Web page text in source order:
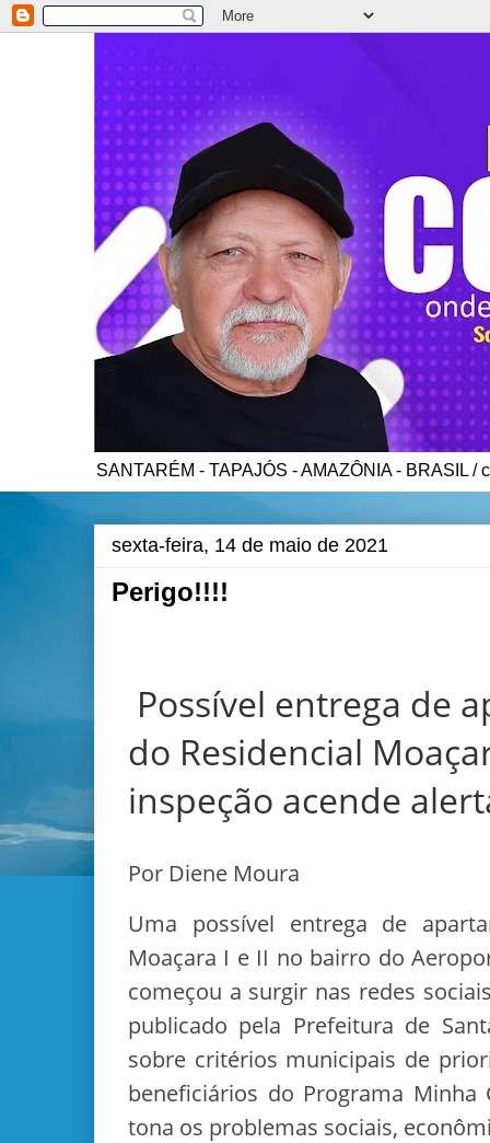
SANTARÉM - TAPAJÓS - AMAZÔNIA - BRASIL /
sexta-feira, 14 de maio de 2021
Perigo!!!!
Possível entrega de
do Residencial
inspeção acende
Por Diene Moura
Uma possível entrega de
Moaçara I e II no bairro do
começou a surgir nas redes
publicado pela Prefeitura de
sobre critérios municipais de
beneficiários do Programa Minha
tona os problemas sociais,